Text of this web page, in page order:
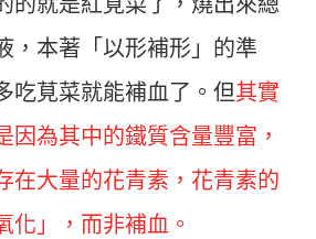
，本著「以形補形」的準
吃莧菜就能補血了。但其實
因為其中的鐵質含量豐富，
在大量的花青素，花青素的
化」，而非補血。